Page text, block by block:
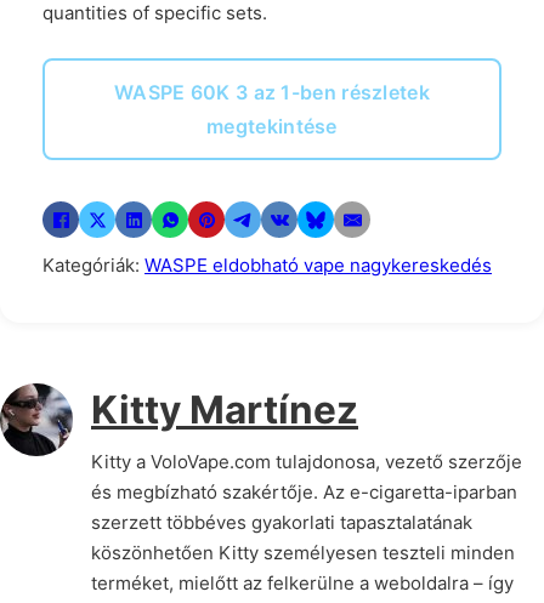
quantities of specific sets.
WASPE 60K 3 az 1-ben részletek
megtekintése
Kategóriák: WASPE eldobható vape nagykereskedés
Kitty Martínez
Kitty a VoloVape.com tulajdonosa, vezető szerzője
és megbízható szakértője. Az e-cigaretta-iparban
szerzett többéves gyakorlati tapasztalatának
köszönhetően Kitty személyesen teszteli minden
terméket, mielőtt az felkerülne a weboldalra – így